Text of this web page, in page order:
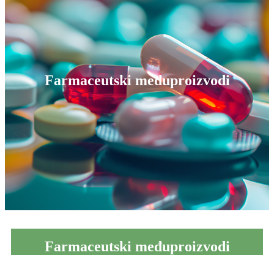
Farmaceutski međuproizvodi
Farmaceutski međuproizvodi